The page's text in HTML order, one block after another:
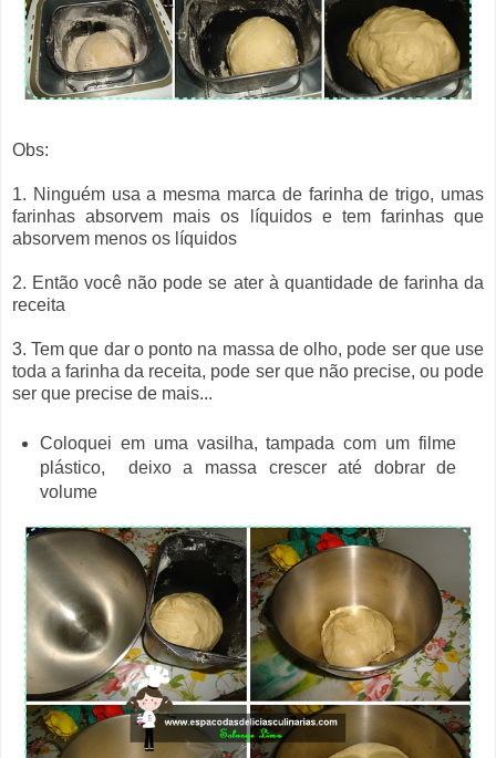
Obs:
1. Ninguém usa a mesma marca de farinha de trigo, umas
farinhas absorvem mais os líquidos e tem farinhas que
absorvem menos os líquidos
2. Então você não pode se ater à quantidade de farinha da
receita
3. Tem que dar o ponto na massa de olho, pode ser que use
toda a farinha da receita, pode ser que não precise, ou pode
ser que precise de mais...
Coloquei em uma vasilha, tampada com um filme
plástico, deixo a massa crescer até dobrar de
volume